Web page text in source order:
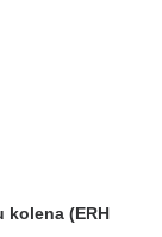
kolena (ERH